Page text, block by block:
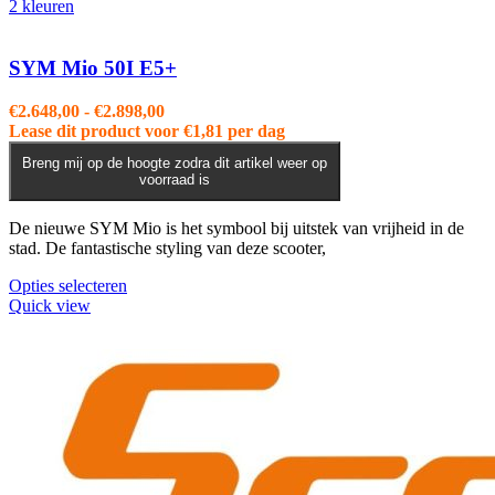
2 kleuren
SYM Mio 50I E5+
€2.648,00 - €2.898,00Prijsklasse:
€2.648,00
tot
€2.898,00
Lease dit product voor €1,81 per dag
Breng mij op de hoogte zodra dit artikel weer op
voorraad is
De nieuwe SYM Mio is het symbool bij uitstek van vrijheid in de
stad. De fantastische styling van deze scooter,
Opties selecteren
variaties.
Deze
optie
kan
gekozen
op
Quick view